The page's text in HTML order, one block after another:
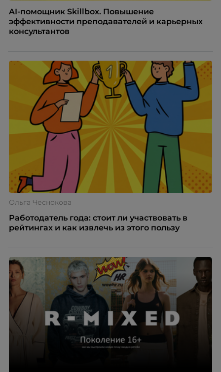
AI-помощник Skillbox. Повышение
эффективности преподавателей и карьерных
консультантов
Ольга Чеснокова
Работодатель года: стоит ли участвовать в
рейтингах и как извлечь из этого пользу